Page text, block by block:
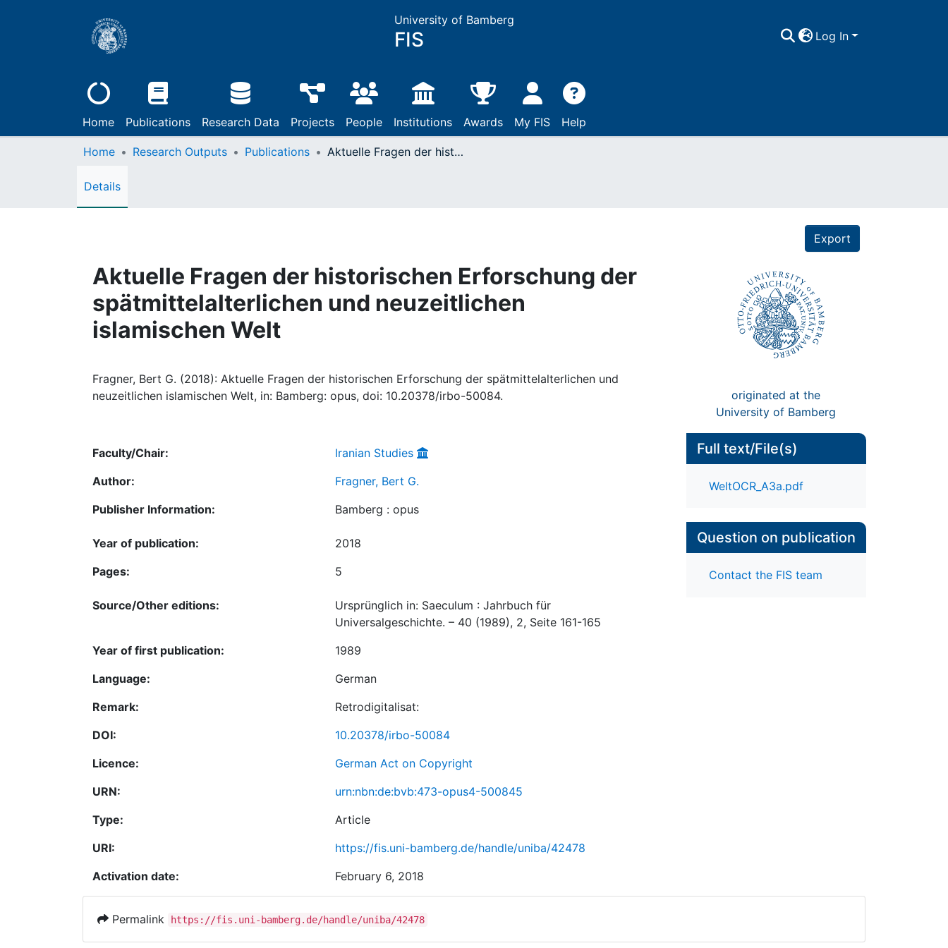
University of Bamberg
FIS Log In
Home Publications Research Data Projects People Institutions Awards My FIS Help
Home Research Outputs Publications Aktuelle Fragen der historischen Erforschung der spätmittelalterlichen und neuzeitlichen islamischen Welt
Details
Export
Aktuelle Fragen der historischen Erforschung der
spätmittelalterlichen und neuzeitlichen
islamischen Welt
Fragner, Bert G. (2018): Aktuelle Fragen der historischen Erforschung der spätmittelalterlichen und
neuzeitlichen islamischen Welt, in: Bamberg: opus, doi: 10.20378/irbo-50084.
originated at the
University of Bamberg
Faculty/Chair:
Iranian Studies
Author:
Fragner, Bert G.
Publisher Information:
Bamberg : opus
Year of publication:
2018
Pages:
5
Source/Other editions:
Ursprünglich in: Saeculum : Jahrbuch für
Universalgeschichte. – 40 (1989), 2, Seite 161-165
Year of first publication:
1989
Language:
German
Remark:
Retrodigitalisat:
DOI:
10.20378/irbo-50084
Licence:
German Act on Copyright
URN:
urn:nbn:de:bvb:473-opus4-500845
Type:
Article
URI:
https://fis.uni-bamberg.de/handle/uniba/42478
Activation date:
February 6, 2018
Full text/File(s)
WeltOCR_A3a.pdf
Question on publication
Contact the FIS team
Permalink https://fis.uni-bamberg.de/handle/uniba/42478